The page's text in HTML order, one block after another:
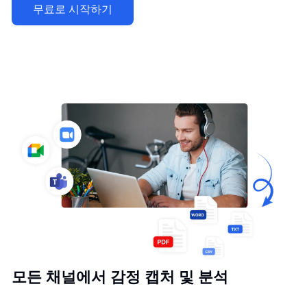
무료로 시작하기
모든 채널에서 감정 캡처 및 분석